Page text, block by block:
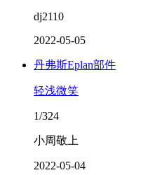
dj2110
2022-05-05
丹弗斯Eplan部件
轻浅微笑
1/324
小周敬上
2022-05-04